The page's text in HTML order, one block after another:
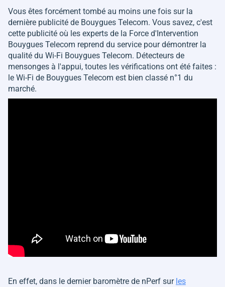
Vous êtes forcément tombé au moins une fois sur la
dernière publicité de Bouygues Telecom. Vous savez, c'est
cette publicité où les experts de la Force d'Intervention
Bouygues Telecom reprend du service pour démontrer la
qualité du Wi-Fi Bouygues Telecom. Détecteurs de
mensonges à l'appui, toutes les vérifications ont été faites :
le Wi-Fi de Bouygues Telecom est bien classé n°1 du
marché.
En effet, dans le dernier baromètre de nPerf sur les